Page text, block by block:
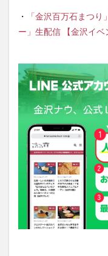
・
「金沢百万石まつ
ー」生配信 【金沢イベ